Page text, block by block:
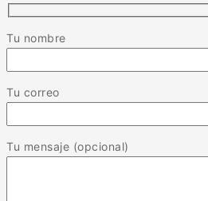
Tu nombre
Tu correo
Tu mensaje (opcional)